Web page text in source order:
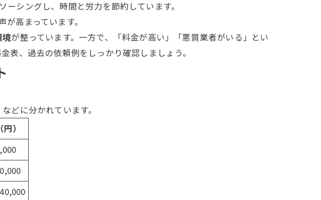
シングし、時間と労力を節約しています。
高まっています。
境が整っています。一方で、「料金が高い」「悪質業者がいる」とい
表、過去の依頼例をしっかり確認しましょう。
どに分かれています。
）